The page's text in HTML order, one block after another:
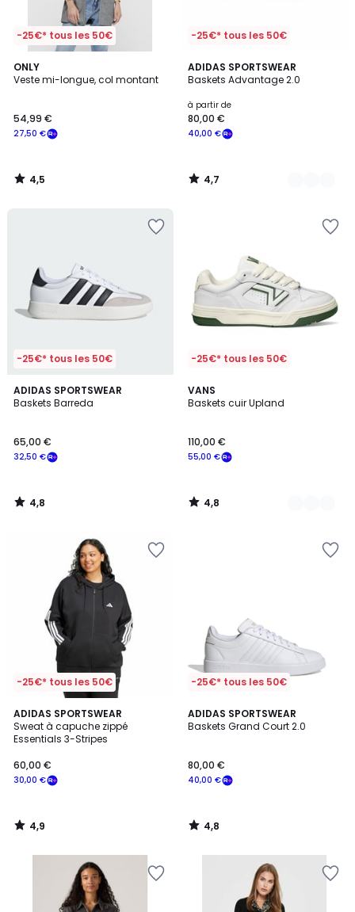
-25€* tous les 50€
ONLY
Veste mi-longue, col montant
27,50 €
54,99 €
4,5
/ 5
4,5
/
-25€* tous les 50€
ADIDAS SPORTSWEAR
Baskets Advantage 2.0
à partir de
40,00 €
80,00 €
4,7
/ 5
4
Couleurs
4,7
/
-25€* tous les 50€
ADIDAS SPORTSWEAR
Baskets Barreda
32,50 €
65,00 €
4,8
/ 5
4,8
/
-25€* tous les 50€
VANS
Baskets cuir Upland
55,00 €
110,00 €
4,8
/ 5
2
Couleurs
4,8
/
-25€* tous les 50€
ADIDAS SPORTSWEAR
Sweat à capuche zippé
Essentials 3-Stripes
30,00 €
60,00 €
4,9
/ 5
4,9
/
-25€* tous les 50€
ADIDAS SPORTSWEAR
Baskets Grand Court 2.0
40,00 €
80,00 €
4,8
/ 5
4,8
/